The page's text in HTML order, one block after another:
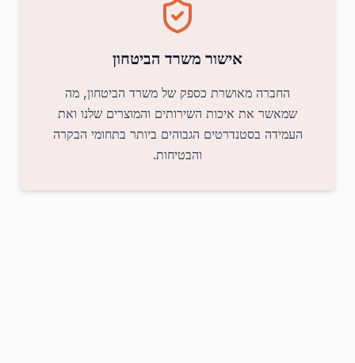
אישור משרד הביטחון
החברה מאושרת כספק של משרד הביטחון, מה
שמאשר את איכות השירותים והמוצרים שלנו ואת
העמידה בסטנדרטים הגבוהים ביותר בתחומי הבקרה
והבטיחות.